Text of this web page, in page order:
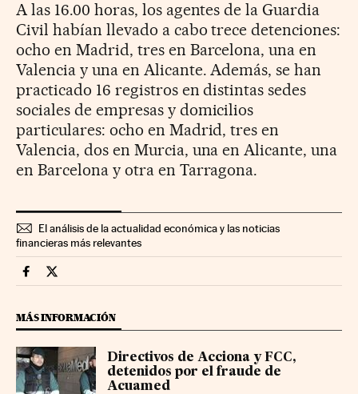
A las 16.00 horas, los agentes de la Guardia
Civil habían llevado a cabo trece detenciones:
ocho en Madrid, tres en Barcelona, una en
Valencia y una en Alicante. Además, se han
practicado 16 registros en distintas sedes
sociales de empresas y domicilios
particulares: ocho en Madrid, tres en
Valencia, dos en Murcia, una en Alicante, una
en Barcelona y otra en Tarragona.
El análisis de la actualidad económica y las noticias
financieras más relevantes
Companias Cinco Días en Facebook
Companias Cinco Días en Twitter
MÁS INFORMACIÓN
Directivos de Acciona y FCC,
detenidos por el fraude de
Acuamed